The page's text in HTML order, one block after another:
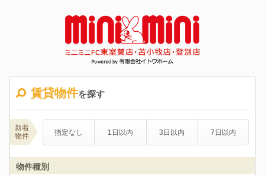
賃貸物件を探す
新着
物件
指定なし 1日以内 3日以内 7日以内
物件種別